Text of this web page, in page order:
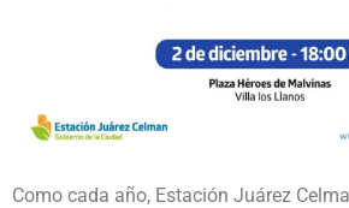
Como cada año, Estación Juárez